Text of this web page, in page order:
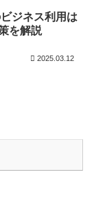
ジネス利用は
を解説
2025.03.12